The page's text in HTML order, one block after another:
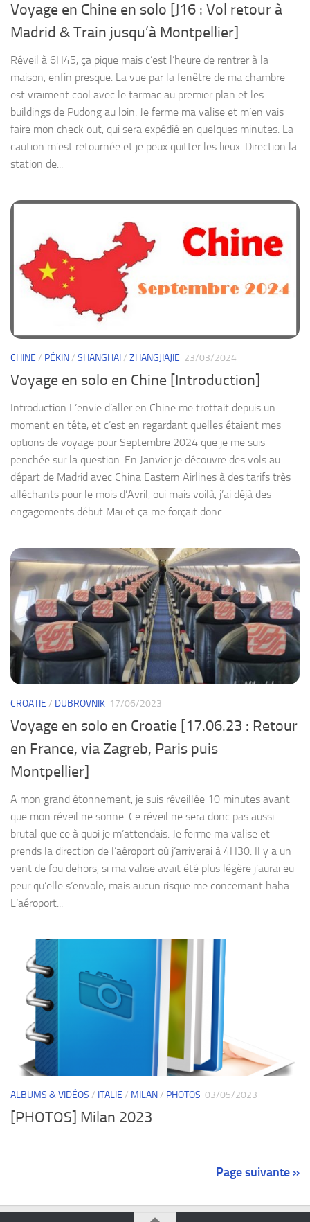
Voyage en Chine en solo [J16 : Vol retour à
Madrid & Train jusqu’à Montpellier]
Réveil à 6H45, ça pique mais c’est l’heure de rentrer à la
maison, enfin presque. La vue par la fenêtre de ma chambre
est vraiment cool avec le tarmac au premier plan et les
buildings de Pudong au loin. Je ferme ma valise et m’en vais
faire mon check out, qui sera expédié en quelques minutes. La
caution m’est retournée et je peux quitter les lieux. Direction la
station de...
CHINE / PÉKIN/ SHANGHAI/ ZHANGJIAJIE 23/03/2024
Voyage en solo en Chine [Introduction]
Introduction L’envie d’aller en Chine me trottait depuis un
moment en tête, et c’est en regardant quelles étaient mes
options de voyage pour Septembre 2024 que je me suis
penchée sur la question. En Janvier je découvre des vols au
départ de Madrid avec China Eastern Airlines à des tarifs très
alléchants pour le mois d’Avril, oui mais voilà, j’ai déjà des
engagements début Mai et ça me forçait donc...
CROATIE / DUBROVNIK 17/06/2023
Voyage en solo en Croatie [17.06.23 : Retour
en France, via Zagreb, Paris puis
Montpellier]
A mon grand étonnement, je suis réveillée 10 minutes avant
que mon réveil ne sonne. Ce réveil ne sera donc pas aussi
brutal que ce à quoi je m’attendais. Je ferme ma valise et
prends la direction de l’aéroport où j’arriverai à 4H30. Il y a un
vent de fou dehors, si ma valise avait été plus légère j’aurai eu
peur qu’elle s’envole, mais aucun risque me concernant haha.
L’aéroport...
ALBUMS & VIDÉOS / ITALIE / MILAN/ PHOTOS 03/05/2023
[PHOTOS] Milan 2023
Page suivante »